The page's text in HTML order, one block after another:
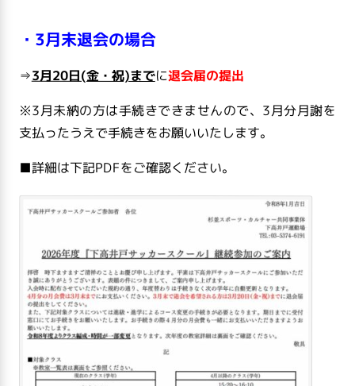
・3月末退会の場合
⇒3月20日(金・祝)までに退会届の提出
※3月未納の方は手続きできませんので、3月分月謝を
支払ったうえで手続きをお願いいたします。
■詳細は下記PDFをご確認ください。